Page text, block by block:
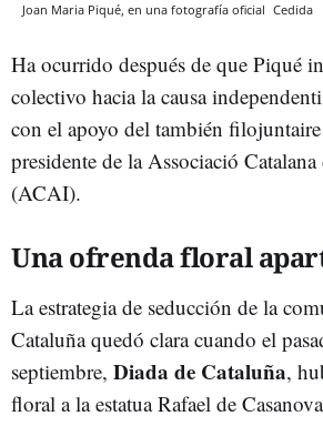
Joan Maria Piqué, en una fotografía oficial Cedida
Ha ocurrido después de que Piqué
colectivo hacia la causa
con el apoyo del también filojuntaire
presidente de la Associació
(ACAI).
Una ofrenda floral
La estrategia de seducción de la
Cataluña quedó clara cuando el
septiembre, Diada de Cataluña,
floral a la estatua Rafael de